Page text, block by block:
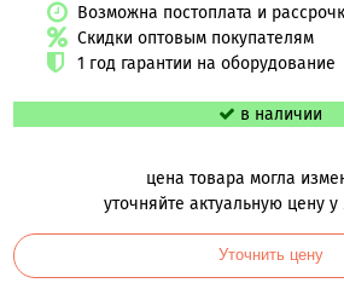
Возможна постоплата и
Скидки оптовым покупателям
1 год гарантии на оборудование
в наличии
цена товара могла
уточняйте актуальную цену
Уточнить цену